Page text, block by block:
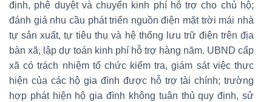
định, phê duyệt và chuyển kinh phí hỗ trợ cho chủ hộ;
đánh giá nhu cầu phát triển nguồn điện mặt trời mái nhà
tự sản xuất, tự tiêu thụ và hệ thống lưu trữ điện trên địa
bàn xã, lập dự toán kinh phí hỗ trợ hàng năm. UBND cấp
xã có trách nhiệm tổ chức kiểm tra, giám sát việc thực
hiện của các hộ gia đình được hỗ trợ tài chính; trường
hợp phát hiện hộ gia đình không tuân thủ quy định, sử